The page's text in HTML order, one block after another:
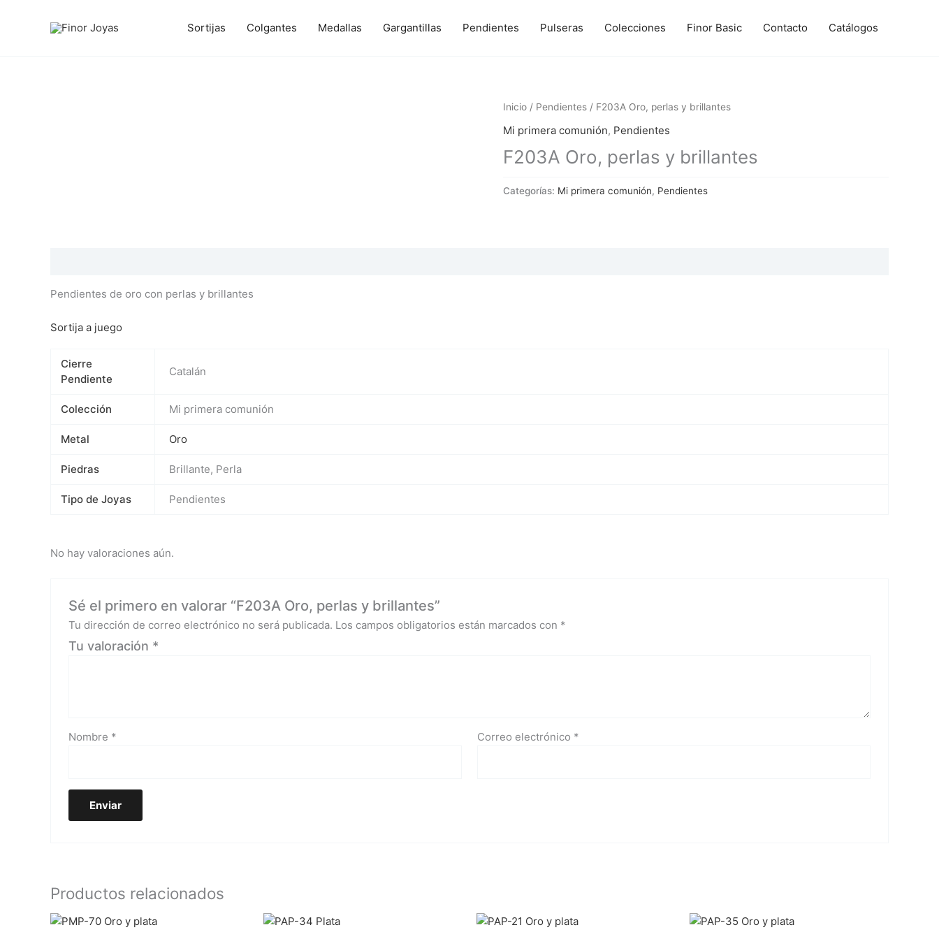
Sortijas Colgantes Medallas Gargantillas Pendientes Pulseras Colecciones Finor Basic Contacto Catálogos
Inicio / Pendientes / F203A Oro, perlas y brillantes
Mi primera comunión, Pendientes
F203A Oro, perlas y brillantes
Categorías: Mi primera comunión, Pendientes
Pendientes de oro con perlas y brillantes
Sortija a juego
Cierre
Pendiente
Catalán
Colección Mi primera comunión
Metal Oro
Piedras Brillante, Perla
Tipo de Joyas Pendientes
No hay valoraciones aún.
Sé el primero en valorar “F203A Oro, perlas y brillantes”
Tu dirección de correo electrónico no será publicada. Los campos obligatorios están marcados con *
Tu valoración *
Nombre * Correo electrónico *
Productos relacionados